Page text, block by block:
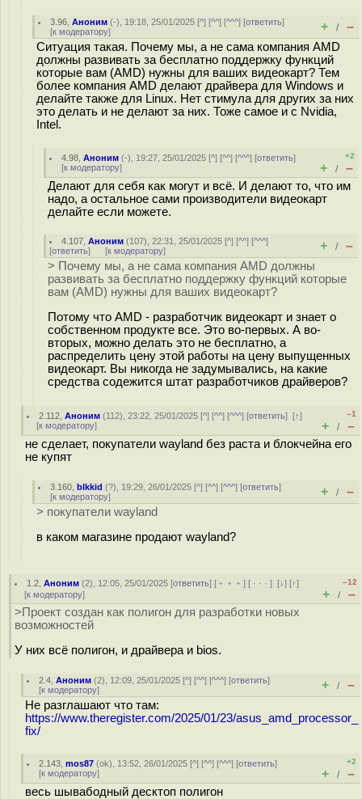
3.96 ,Аноним (-), 19:18, 25/01/2025 [^] [^^] [^^^] [ответить]
[к модератору] + / –
Ситуация такая. Почему мы, а не сама компания AMD
должны развивать за бесплатно поддержку функций
которые вам (AMD) нужны для ваших видеокарт? Тем
более компания AMD делают драйвера для Windows и
делайте также для Linux. Нет стимула для других за них
это делать и не делают за них. Тоже самое и с Nvidia,
Intel.
4.98 ,Аноним (-), 19:27, 25/01/2025 [^] [^^] [^^^] [ответить]
[к модератору]
+2
+ / –
Делают для себя как могут и всё. И делают то, что им
надо, а остальное сами производители видеокарт
делайте если можете.
4.107 ,Аноним (107), 22:31, 25/01/2025 [^] [^^] [^^^]
[ответить] [к модератору] + / –
> Почему мы, а не сама компания AMD должны
развивать за бесплатно поддержку функций которые
вам (AMD) нужны для ваших видеокарт?
Потому что AMD - разработчик видеокарт и знает о
собственном продукте все. Это во-первых. А во-
вторых, можно делать это не бесплатно, а
распределить цену этой работы на цену выпущенных
видеокарт. Вы никогда не задумывались, на какие
средства содежится штат разработчиков драйверов?
2.112 ,Аноним (112), 23:22, 25/01/2025 [^] [^^] [^^^] [ответить][↑]
[к модератору]
–1
+ / –
не сделает, покупатели wayland без раста и блокчейна его
не купят
3.160 ,blkkid (?), 19:29, 26/01/2025 [^] [^^] [^^^] [ответить]
[к модератору] + / –
> покупатели wayland
в каком магазине продают wayland?
1.2 ,Аноним (2), 12:05, 25/01/2025 [ответить] [ ﹢﹢﹢] [ · · ·][↓] [↑]
[к модератору]
–12
+ / –
>Проект создан как полигон для разработки новых
возможностей
У них всё полигон, и драйвера и bios.
2.4 ,Аноним (2), 12:09, 25/01/2025 [^] [^^] [^^^] [ответить]
[к модератору] + / –
Не разглашают что там:
https://www.theregister.com/2025/01/23/asus_amd_processor_
fix/
2.143 ,mos87 (ok), 13:52, 26/01/2025 [^] [^^] [^^^] [ответить]
[к модератору]
+2
+ / –
весь шывабодный десктоп полигон